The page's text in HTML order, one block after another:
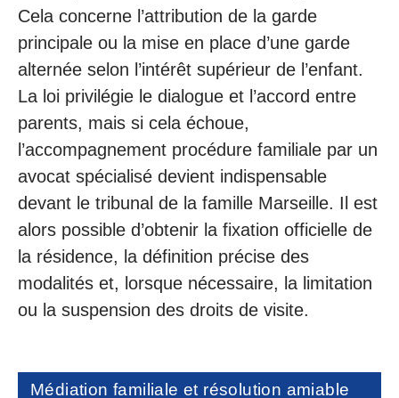
Cela concerne l’attribution de la garde
principale ou la mise en place d’une garde
alternée selon l’intérêt supérieur de l’enfant.
La loi privilégie le dialogue et l’accord entre
parents, mais si cela échoue,
l’accompagnement procédure familiale par un
avocat spécialisé devient indispensable
devant le tribunal de la famille Marseille. Il est
alors possible d’obtenir la fixation officielle de
la résidence, la définition précise des
modalités et, lorsque nécessaire, la limitation
ou la suspension des droits de visite.
Médiation familiale et résolution amiable